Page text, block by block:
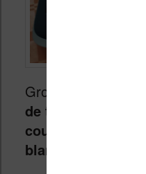
Grosse nouveauté :
de type
couleur en plus
blanc des liseuses.